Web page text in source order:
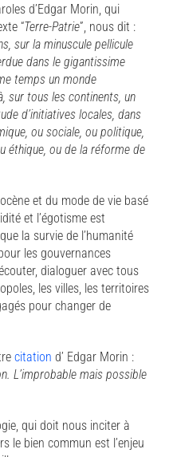
d’Edgar Morin, qui
“Terre-Patrie”, nous dit :
sur la minuscule pellicule
dans le gigantissime
temps un monde
sur tous les continents, un
d’initiatives locales, dans
ou sociale, ou politique,
éthique, ou de la réforme de
et du mode de vie basé
et l’égotisme est
la survie de l’humanité
les gouvernances
dialoguer avec tous
les villes, les territoires
pour changer de
citation d’ Edgar Morin :
L’improbable mais possible
qui doit nous inciter à
le bien commun est l’enjeu